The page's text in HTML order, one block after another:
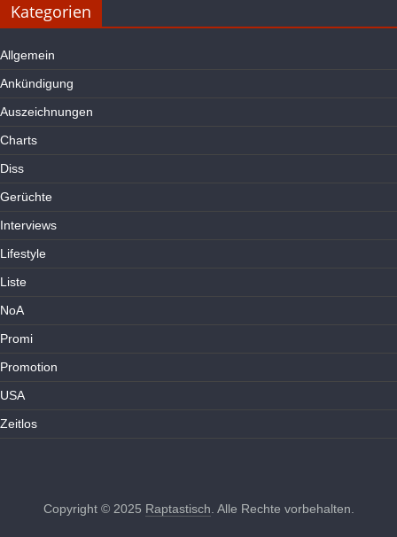
Kategorien
Allgemein
Ankündigung
Auszeichnungen
Charts
Diss
Gerüchte
Interviews
Lifestyle
Liste
NoA
Promi
Promotion
USA
Zeitlos
Copyright © 2025 Raptastisch . Alle Rechte vorbehalten.